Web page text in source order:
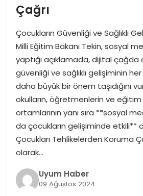
SPOR
TEKNOLOJI
SAĞLIK
MAGAZIN
YAŞAM
Çağrı
Çocukların Güvenliği ve Sağlıklı
Milli Eğitim Bakanı Tekin, sosyal
yaptığı açıklamada, dijital çağda
güvenliği ve sağlıklı gelişiminin
daha büyük bir önem taşıdığını
okulların, öğretmenlerin ve
ortamlarının yanı sıra **sosyal
da çocukların gelişiminde etkili**
Çocukları Tehlikelerden Koruma
olarak…
Uyum Haber
09 Ağustos 2024